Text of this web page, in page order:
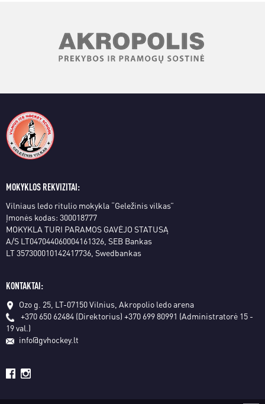
MOKYKLOS REKVIZITAI:
Vilniaus ledo ritulio mokykla “Geležinis vilkas”
Įmonės kodas: 300018777
MOKYKLA TURI PARAMOS GAVĖJO STATUSĄ
A/S LT047044060004161326, SEB Bankas
LT 357300010142417736, Swedbankas
KONTAKTAI:
Ozo g. 25, LT-07150 Vilnius, Akropolio ledo arena
+370 650 62484 (Direktorius) +370 699 80991 (Administratorė 15 -
19 val.)
info@gvhockey.lt